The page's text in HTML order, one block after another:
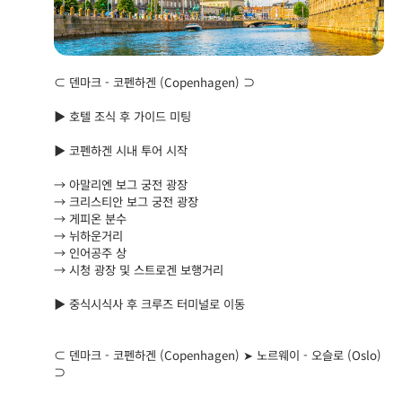
⊂ 덴마크 - 코펜하겐 (Copenhagen) ⊃
▶ 호텔 조식 후 가이드 미팅
▶ 코펜하겐 시내 투어 시작
→ 아말리엔 보그 궁전 광장
→ 크리스티안 보그 궁전 광장
→ 게피온 분수
→ 뉘하운거리
→ 인어공주 상
→ 시청 광장 및 스트로겐 보행거리
▶ 중식시식사 후 크루즈 터미널로 이동
⊂ 덴마크 - 코펜하겐 (Copenhagen) ➤ 노르웨이 - 오슬로 (Oslo)
⊃